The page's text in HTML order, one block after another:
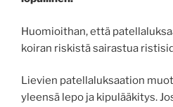
Huomioithan, että
koiran riskistä sairastua
Lievien patellaluksaation
yleensä lepo ja kipulääkitys.